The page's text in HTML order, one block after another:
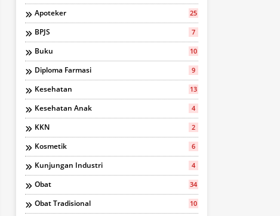
Apoteker 25
BPJS 7
Buku 10
Diploma Farmasi 9
Kesehatan 13
Kesehatan Anak 4
KKN 2
Kosmetik 6
Kunjungan Industri 4
Obat 34
Obat Tradisional 10